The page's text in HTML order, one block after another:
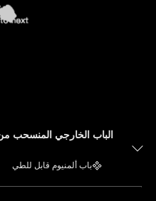
الباب الخارجي المنسحب
باب ألمنيوم قابل للطي